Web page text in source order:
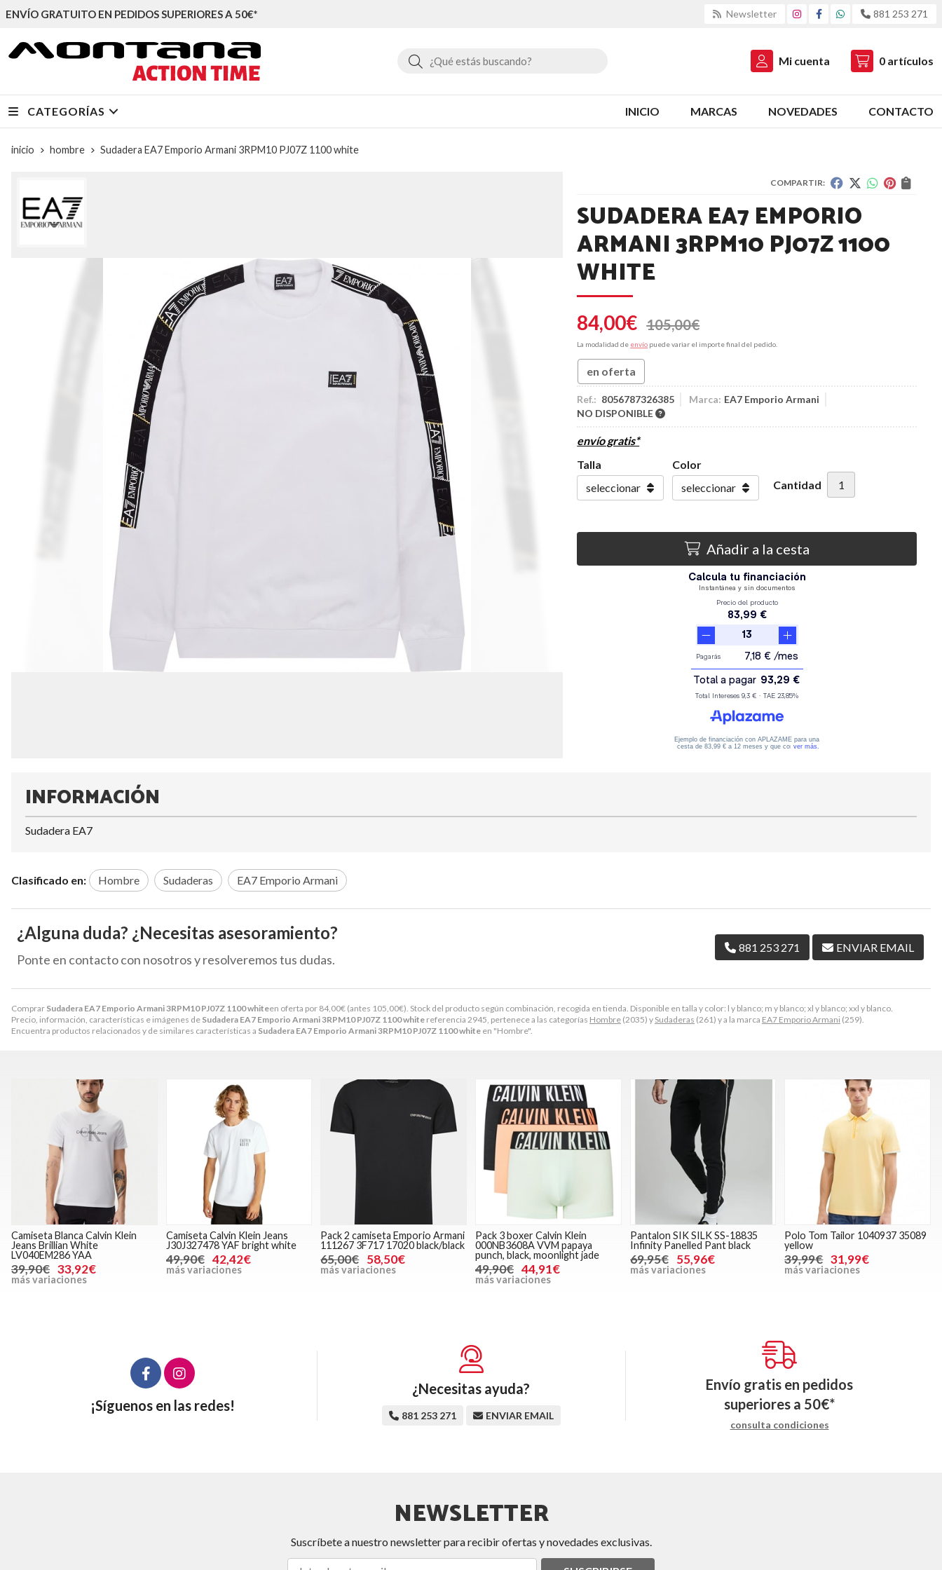
ENVÍO GRATUITO EN PEDIDOS SUPERIORES A 50€* Newsletter 881 253 271
Buscar Mi cuenta 0 artículos
CATEGORÍAS INICIO MARCAS NOVEDADES CONTACTO
inicio hombre Sudadera EA7 Emporio Armani 3RPM10 PJ07Z 1100 white
COMPARTIR:
SUDADERA EA7 EMPORIO
ARMANI 3RPM10 PJ07Z 1100
WHITE
84,00€ 105,00€
La modalidad de envío puede variar el importe final del pedido.
en oferta
Ref.: 8056787326385 Marca: EA7 Emporio Armani
NO DISPONIBLE
envío gratis*
Talla
Color
Cantidad
Añadir a la cesta
Comprar Sudadera EA7 Emporio Armani 3RPM10 PJ07Z 1100 whiteen oferta por 84,00€ (antes 105,00€). Stock del producto según combinación, recogida en tienda. Disponible en talla y color: l y blanco; m y blanco; xl y blanco; xxl y blanco.
Precio, información, características e imágenes de Sudadera EA7 Emporio Armani 3RPM10 PJ07Z 1100 white referencia 2945, pertenece a las categorías Hombre (2035) y Sudaderas (261) y a la marca EA7 Emporio Armani (259).
Encuentra productos relacionados y de similares características a Sudadera EA7 Emporio Armani 3RPM10 PJ07Z 1100 white en "Hombre".
INFORMACIÓN
Sudadera EA7
Clasificado en: Hombre Sudaderas EA7 Emporio Armani
¿Alguna duda? ¿Necesitas asesoramiento?
Ponte en contacto con nosotros y resolveremos tus dudas.
881 253 271 ENVIAR EMAIL
Camiseta Blanca Calvin Klein
Jeans Brillian White
LV040EM286 YAA
39,90€ 33,92€
más variaciones
Camiseta Calvin Klein Jeans
J30J327478 YAF bright white
49,90€ 42,42€
más variaciones
Pack 2 camiseta Emporio Armani
111267 3F717 17020 black/black
65,00€ 58,50€
más variaciones
Pack 3 boxer Calvin Klein
000NB3608A VVM papaya
punch, black, moonlight jade
49,90€ 44,91€
más variaciones
Pantalon SIK SILK SS-18835
Infinity Panelled Pant black
69,95€ 55,96€
más variaciones
Polo Tom Tailor 1040937 35089
yellow
39,99€ 31,99€
más variaciones
¡Síguenos en las redes!
¿Necesitas ayuda?
881 253 271 ENVIAR EMAIL
Envío gratis en pedidos
superiores a 50€*
consulta condiciones
NEWSLETTER
Suscríbete a nuestro newsletter para recibir ofertas y novedades exclusivas.